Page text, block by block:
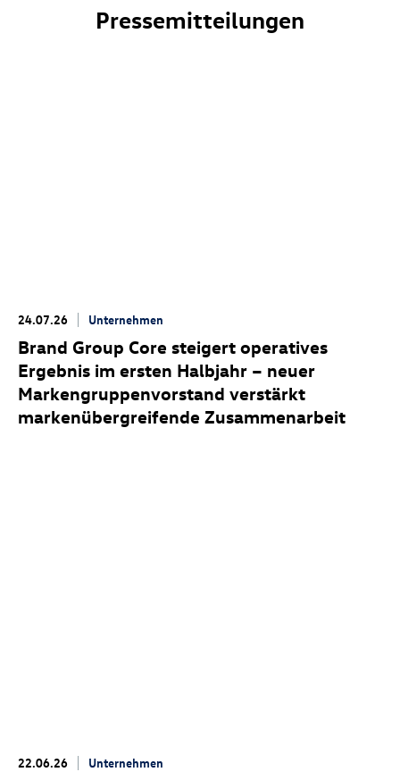
Pressemitteilungen
24.07.26 Unternehmen
Brand Group Core steigert operatives
Ergebnis im ersten Halbjahr – neuer
Markengruppenvorstand verstärkt
markenübergreifende Zusammenarbeit
22.06.26 Unternehmen